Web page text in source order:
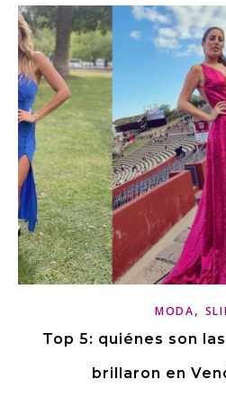
MODA,
Top 5: quiénes son
brillaron en